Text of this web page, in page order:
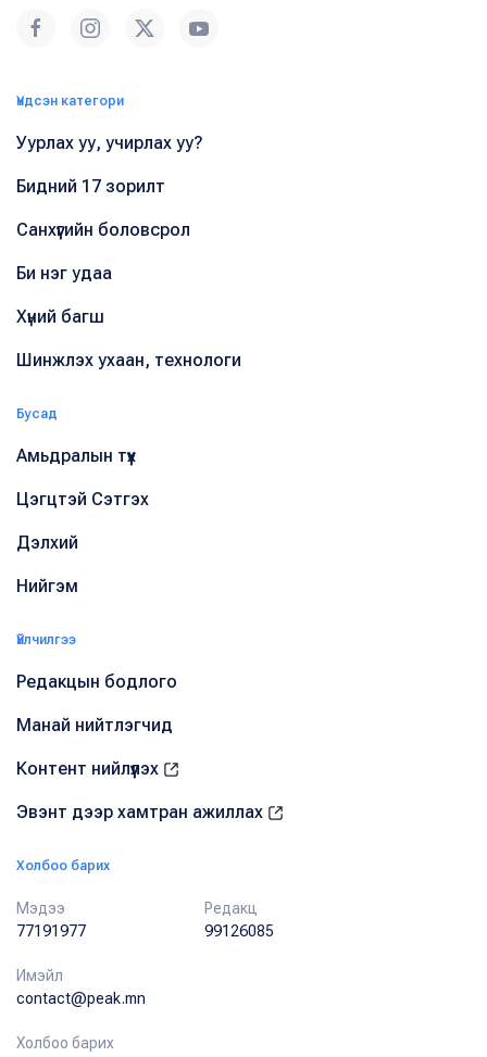
Үндсэн категори
Уурлах уу, учирлах уу?
Бидний 17 зорилт
Санхүүгийн боловсрол
Би нэг удаа
Хүний багш
Шинжлэх ухаан, технологи
Бусад
Амьдралын түүх
Цэгцтэй Сэтгэх
Дэлхий
Нийгэм
Үйлчилгээ
Редакцын бодлого
Манай нийтлэгчид
Контент нийлүүлэх
Эвэнт дээр хамтран ажиллах
Холбоо барих
Мэдээ
77191977
Редакц
99126085
Имэйл
contact@peak.mn
Холбоо барих